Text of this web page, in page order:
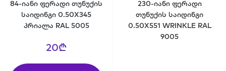
84-იანი ფერადი თუნუქის
საიდინგი 0.50X345
პრიალა RAL 5005
20₾
230-იანი ფერადი
თუნუქის საიდინგი
0.50X551 WRINKLE RAL
9005